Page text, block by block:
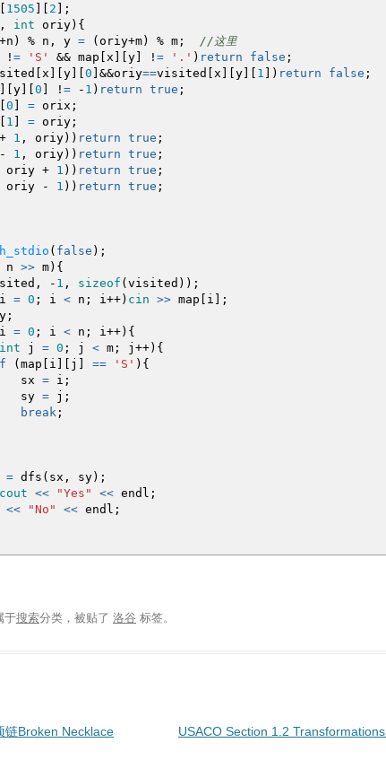
1505 2
;
int oriy) {
+n ) % n, y = ( oriy+m) % m ;
//这里
! = 'S' && map x y ! = '.' ) return false ;
x y 0 &&oriy==visited x y 1 ) return false ;
y 0 ! = - 1 ) return true ;
0 = orix ;
1 = oriy ;
+ 1 , oriy) ) return true ;
- 1 , oriy) ) return true ;
oriy + 1 ) ) return true ;
oriy - 1 ) ) return true ;
( false ) ;
n >> m) {
- 1 , sizeof ( visited ) ) ;
= 0 ; i < n ; i++) cin >> map i
;
;
= 0 ; i < n ; i++) {
int j = 0 ; j < m ; j ++) {
( map i j == 'S' ) {
= i ;
= j ;
break ;
= dfs ( sx, sy) ;
cout << "Yes" << endl ;
<< "No" << endl ;
于搜索分类，被贴了 洛谷 标签。
链Broken Necklace USACO Section 1.2 Transformations